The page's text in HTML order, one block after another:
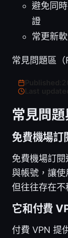
避免同
證
常更新
常見問題區（
Last updated:
常見問
免費機場訂
免費機場訂
與帳號，讓使
但往往存在不
它和付費
付費 VPN 提